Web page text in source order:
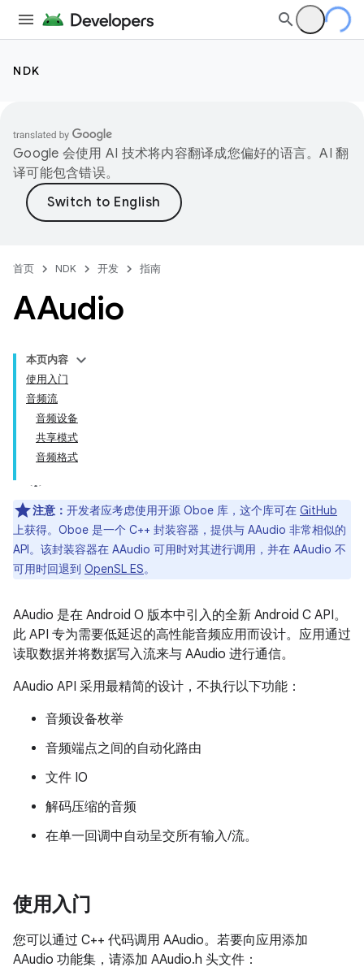
NDK
Google 会使用 AI 技术将内容翻译成您偏好的语言。AI 翻
译可能包含错误。
首页 NDK 开发 指南
AAudio
本页内容
使用入门
音频流
音频设备
共享模式
音频格式
注意： 开发者应考虑使用开源 Oboe 库，这个库可在 GitHub
上获得。Oboe 是一个 C++ 封装容器，提供与 AAudio 非常相似的
API。该封装容器在 AAudio 可用时对其进行调用，并在 AAudio 不
可用时回退到 OpenSL ES。
AAudio 是在 Android O 版本中引入的全新 Android C API。
此 API 专为需要低延迟的高性能音频应用而设计。应用通过
读取数据并将数据写入流来与 AAudio 进行通信。
AAudio API 采用最精简的设计，不执行以下功能：
音频设备枚举
音频端点之间的自动化路由
文件 IO
解码压缩的音频
在单一回调中自动呈交所有输入/流。
使用入门
您可以通过 C++ 代码调用 AAudio。若要向应用添加
AAudio 功能集，请添加 AAudio.h 头文件：